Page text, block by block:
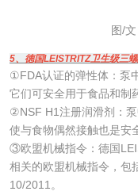
图/
5、德国LEISTRITZ卫生级三
①FDA认证的弹性体：泵
它们可安全用于食品和制
②NSF H1注册润滑剂：
使与食物偶然接触也是安
③欧盟机械指令：德国
相关的欧盟机械指令，包
10/2011。